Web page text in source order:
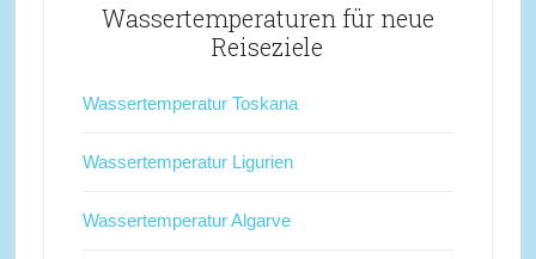
Wassertemperaturen für neue
Reiseziele
Wassertemperatur Toskana
Wassertemperatur Ligurien
Wassertemperatur Algarve